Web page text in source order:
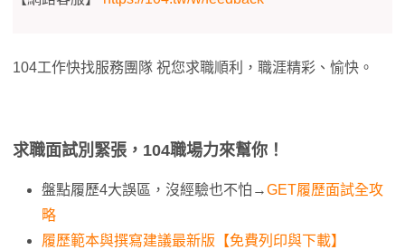
104工作快找服務團隊 祝您求職順利，職涯精彩、愉快。
求職面試別緊張，104職場力來幫你！
盤點履歷4大誤區，沒經驗也不怕→GET履歷面試全攻
略
履歷範本與撰寫建議最新版【免費列印與下載】